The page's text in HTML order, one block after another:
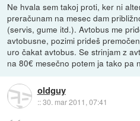
Ne hvala sem takoj proti, ker ni
preračunam na mesec dam
(servis, gume itd.). Avtobus me
avtobusne, pozimi prideš
uro čakat avtobus. Se strinjam z
na 80€ mesečno potem ja tako pa
oldguy
::30. mar 2011, 07:41